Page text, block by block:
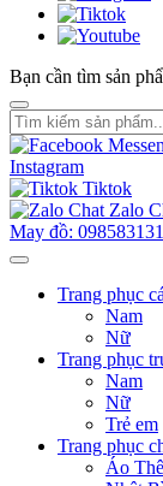
Bạn cần tìm sản
Instagram
Tiktok
Zalo
May đồ:
Trang phục
Nam
Nữ
Trang phục
Nam
Nữ
Trẻ em
Trang phục
Áo